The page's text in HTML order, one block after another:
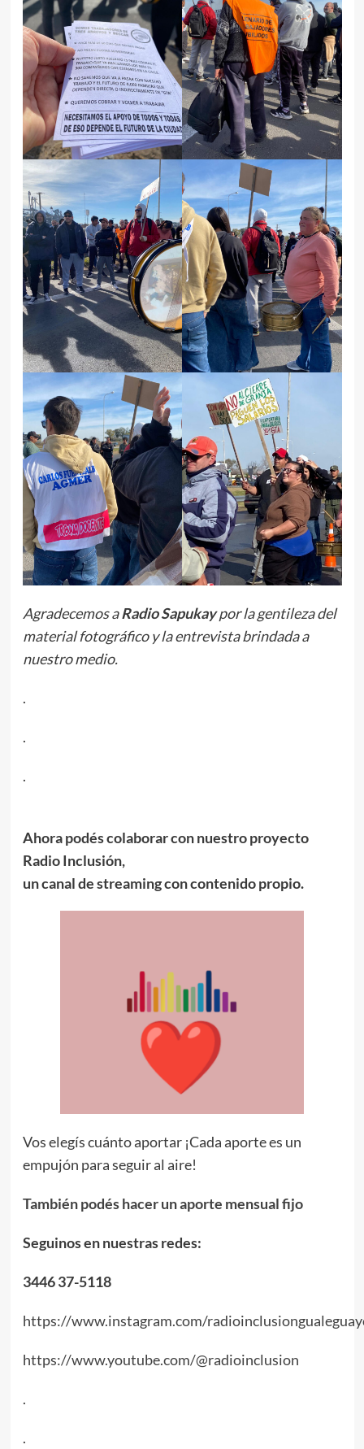
Agradecemos aRadio Sapukaypor la gentileza del
material fotográfico y la entrevista brindada a
nuestro medio.
.
.
.
Ahora podés colaborar con nuestro proyecto
Radio Inclusión,
un canal de streaming con contenido propio.
Vos elegís cuánto aportar ¡Cada aporte es un
empujón para seguir al aire!
También podés hacer un aporte mensual fijo
Seguinos en nuestras redes:
3446 37-5118
https://www.instagram.com/
https://www.youtube.com/@radioinclusion
.
.